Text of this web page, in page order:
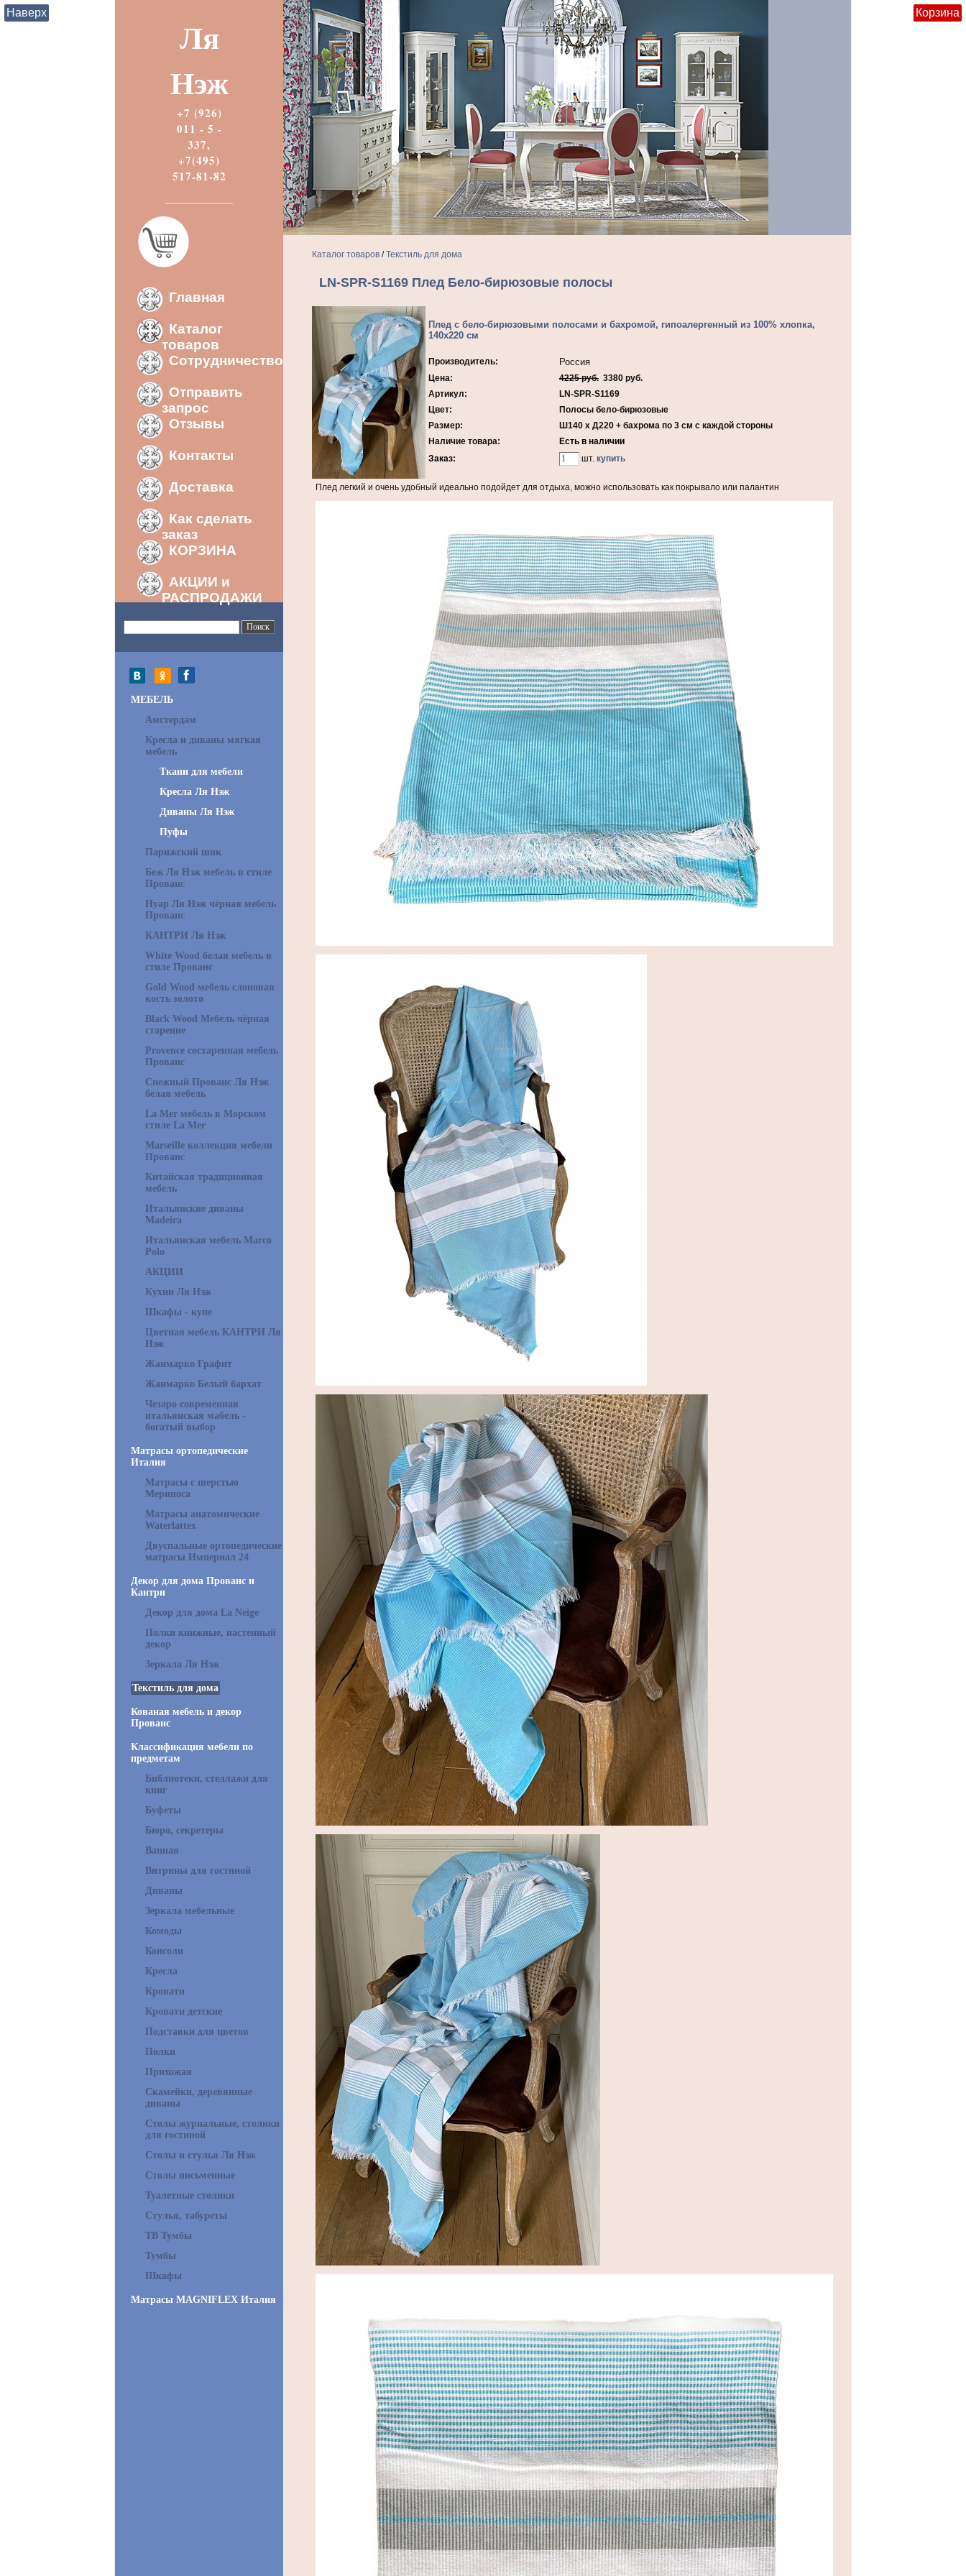
Ля
Нэж
+7 (926)
011 - 5 -
337,
+7(495)
517-81-82
Главная
Каталог
товаров
Сотрудничество
Отправить
запрос
Отзывы
Контакты
Доставка
Как сделать
заказ
КОРЗИНА
АКЦИИ и
РАСПРОДАЖИ
МЕБЕЛЬ
Амстердам
Кресла и диваны мягкая
мебель
Ткани для мебели
Кресла Ля Нэж
Диваны Ля Нэж
Пуфы
Парижский шик
Беж Ля Нэж мебель в стиле
Прованс
Нуар Ля Нэж чёрная мебель
Прованс
КАНТРИ Ля Нэж
White Wood белая мебель в
стиле Прованс
Gold Wood мебель слоновая
кость золото
Black Wood Мебель чёрная
старение
Provence состаренная мебель
Прованс
Снежный Прованс Ля Нэж
белая мебель
La Mer мебель в Морском
стиле La Mer
Marseille коллекция мебели
Прованс
Китайская традиционная
мебель
Итальянские диваны
Madeira
Итальянская мебель Marco
Polo
АКЦИИ
Кухни Ля Нэж
Шкафы - купе
Цветная мебель КАНТРИ Ля
Нэж
Жанмарко Графит
Жанмарко Белый бархат
Чезаро современная
итальянская мабель -
богатый выбор
Матрасы ортопедические
Италия
Матрасы с шерстью
Мериноса
Матрасы анатомические
Waterlattex
Двуспальные ортопедические
матрасы Империал 24
Декор для дома Прованс и
Кантри
Декор для дома La Neige
Полки книжные, настенный
декор
Зеркала Ля Нэж
Текстиль для дома
Кованая мебель и декор
Прованс
Классификация мебели по
предметам
Библиотеки, стеллажи для
книг
Буфеты
Бюро, секретеры
Ванная
Витрины для гостиной
Диваны
Зеркала мебельные
Комоды
Консоли
Кресла
Кровати
Кровати детские
Подставки для цветов
Полки
Прихожая
Скамейки, деревянные
диваны
Столы журнальные, столики
для гостиной
Столы и стулья Ля Нэж
Столы письменные
Туалетные столики
Стулья, табуреты
ТВ Тумбы
Тумбы
Шкафы
Матрасы MAGNIFLEX Италия
Каталог товаров /Текстиль для дома
Корзина
LN-SPR-S1169 Плед Бело-бирюзовые полосы
Плед с бело-бирюзовыми полосами и бахромой, гипоалергенный из 100% хлопка,
140х220 см
Производитель: Россия
Цена: 4225 руб. 3380 руб.
Артикул:
LN-SPR-S1169
Цвет:
Полосы бело-бирюзовые
Размер:
Ш140 х Д220 + бахрома по 3 см с каждой стороны
Наличие товара:
Есть в наличии
Заказ:
шт. купить
Плед легкий и очень удобный идеально подойдет для отдыха, можно использовать как покрывало или палантин
Наверх